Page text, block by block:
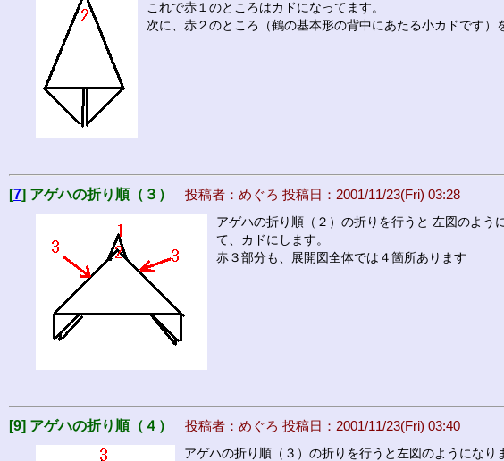
これで赤１のところはカドになってます。
次に、赤２のところ（鶴の基本形の背中にあたる小カドです
[7] アゲハの折り順（３） 投稿者：めぐろ 投稿日：2001/11/23(Fri) 03:28
アゲハの折り順（２）の折りを行うと 左図のよう
て、カドにします。
赤３部分も、展開図全体では４箇所あります
[9] アゲハの折り順（４） 投稿者：めぐろ 投稿日：2001/11/23(Fri) 03:40
アゲハの折り順（３）の折りを行うと左図のようになり